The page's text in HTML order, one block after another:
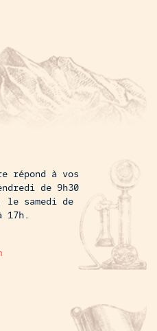
répond à vos
de 9h30
le samedi de
17h.